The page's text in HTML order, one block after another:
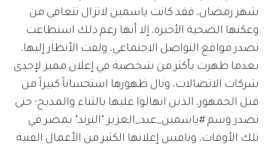
شهر رمضان، فقد كانت ياسمين لاتزال تتعافى من
وعكتها الصحية الأخيرة، إلا أنها رغم ذلك استطاعت
تصدر مواقع التواصل الاجتماعي، ولفت الأنظار إليها،
بعدما ظهرت بأكثر من شخصية في إعلان مميز لإحدى
شركات الاتصالات، ونال ظهورها استحساناً كبيراً من
قبل الجمهور، الذين انهالوا عليها بالثناء والمديح؛ حتى
تصدر وسم #ياسمين_عبد_العزيز "الترند" بمصر في
تلك الأوقات، ونافس إعلانها الكثير من الأعمال الفنية